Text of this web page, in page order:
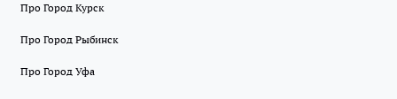
Про Город Курск
Про Город Рыбинск
Про Город Уфа